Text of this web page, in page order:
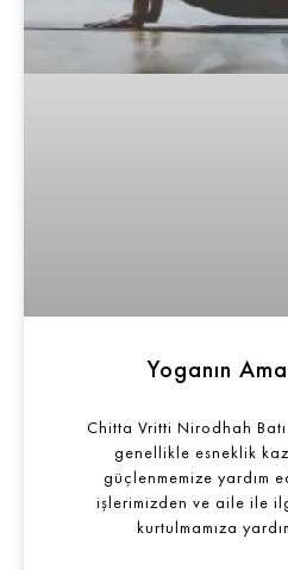
Yoganın
Chitta Vritti Nirodhah
genellikle esneklik
güçlenmemize yardım
işlerimizden ve aile ile
kurtulmamıza